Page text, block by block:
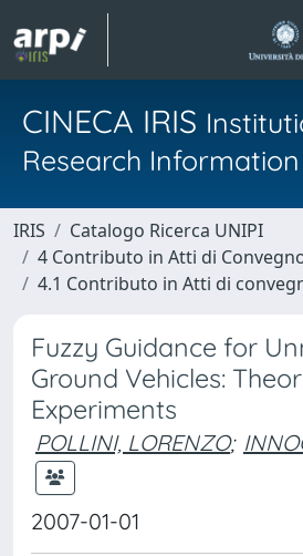
CINECA IRIS
Research
IRIS
Catalogo Ricerca UNIPI
4 Contributo in Atti di
4.1 Contributo in Atti di
Fuzzy Guidance for
Ground Vehicles:
Experiments
POLLINI, LORENZO;
2007-01-01